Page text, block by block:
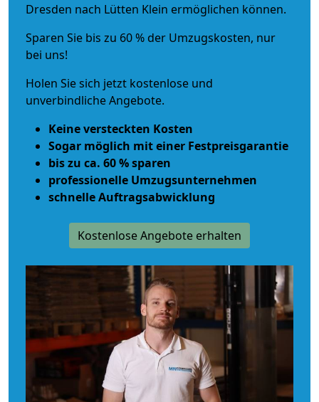
Dresden nach Lütten Klein ermöglichen können.
Sparen Sie bis zu 60 % der Umzugskosten, nur
bei uns!
Holen Sie sich jetzt kostenlose und
unverbindliche Angebote.
Keine versteckten Kosten
Sogar möglich mit einer Festpreisgarantie
bis zu ca. 60 % sparen
professionelle Umzugsunternehmen
schnelle Auftragsabwicklung
Kostenlose Angebote erhalten